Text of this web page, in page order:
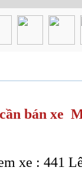
bán xe
xe : 441